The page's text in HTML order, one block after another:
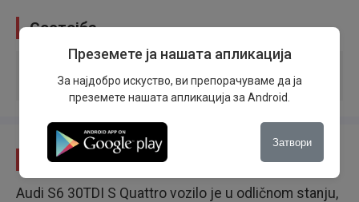
Состојба
Состојба на возилото:Користено
Потекло на возилото:Домашни таблички
Опис
Audi S6 30TDI S Quattro vozilo je u odličnom stanju,
Преземете ја нашата апликација
За најдобро искуство, ви препорачуваме да ја
преземете нашата апликација за Android.
Затвори